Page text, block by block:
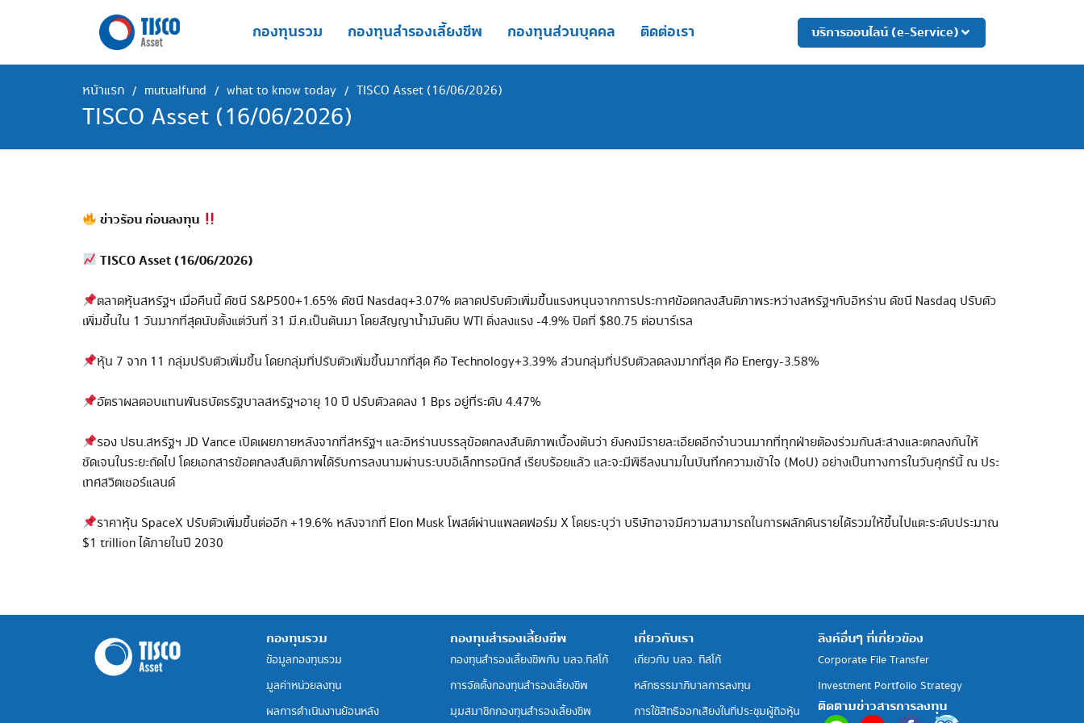
กองทุนรวม กองทุนสำรองเลี้ยงชีพ กองทุนส่วนบุคคล ติดต่อเรา บริการออนไลน์ (e-Service)
หน้าแรก / mutualfund / what to know today / TISCO Asset (16/06/2026)
TISCO Asset (16/06/2026)
ข่าวร้อน ก่อนลงทุน
TISCO Asset (16/06/2026)
ตลาดหุ้นสหรัฐฯ เมื่อคืนนี้ ดัชนี S&P500+1.65% ดัชนี Nasdaq+3.07% ตลาดปรับตัวเพิ่มขึ้นแรงหนุนจากการประกาศข้อตกลงสันติภาพระหว่างสหรัฐฯกับอิหร่าน ดัชนี Nasdaq ปรับตัว
เพิ่มขึ้นใน 1 วันมากที่สุดนับตั้งแต่วันที่ 31 มี.ค.เป็นต้นมา โดยสัญญาน้ำมันดิบ WTI ดิ่งลงแรง -4.9% ปิดที่ $80.75 ต่อบาร์เรล
หุ้น 7 จาก 11 กลุ่มปรับตัวเพิ่มขึ้น โดยกลุ่มที่ปรับตัวเพิ่มขึ้นมากที่สุด คือ Technology+3.39% ส่วนกลุ่มที่ปรับตัวลดลงมากที่สุด คือ Energy-3.58%
อัตราผลตอบแทนพันธบัตรรัฐบาลสหรัฐฯอายุ 10 ปี ปรับตัวลดลง 1 Bps อยู่ที่ระดับ 4.47%
รอง ปธน.สหรัฐฯ JD Vance เปิดเผยภายหลังจากที่สหรัฐฯ และอิหร่านบรรลุข้อตกลงสันติภาพเบื้องต้นว่า ยังคงมีรายละเอียดอีกจำนวนมากที่ทุกฝ่ายต้องร่วมกันสะสางและตกลงกันให้
ชัดเจนในระยะถัดไป โดยเอกสารข้อตกลงสันติภาพได้รับการลงนามผ่านระบบอิเล็กทรอนิกส์ เรียบร้อยแล้ว และจะมีพิธีลงนามในบันทึกความเข้าใจ (MoU) อย่างเป็นทางการในวันศุกร์นี้ ณ ประ
เทศสวิตเซอร์แลนด์
ราคาหุ้น SpaceX ปรับตัวเพิ่มขึ้นต่ออีก +19.6% หลังจากที่ Elon Musk โพสต์ผ่านแพลตฟอร์ม X โดยระบุว่า บริษัทอาจมีความสามารถในการผลักดันรายได้รวมให้ขึ้นไปแตะระดับประมาณ
$1 trillion ได้ภายในปี 2030
กองทุนรวม
ข้อมูลกองทุนรวม
มูลค่าหน่วยลงทุน
ผลการดำเนินงานย้อนหลัง
กองทุนสำรองเลี้ยงชีพ
กองทุนสำรองเลี้ยงชีพกับ บลจ.ทิสโก้
การจัดตั้งกองทุนสำรองเลี้ยงชีพ
มุมสมาชิกกองทุนสำรองเลี้ยงชีพ
เกี่ยวกับเรา
เกี่ยวกับ บลจ. ทิสโก้
หลักธรรมาภิบาลการลงทุน
การใช้สิทธิออกเสียงในที่ประชุมผู้ถือหุ้น
ลิงค์อื่นๆ ที่เกี่ยวข้อง
Corporate File Transfer
Investment Portfolio Strategy
ติดตามข่าวสารการลงทุน